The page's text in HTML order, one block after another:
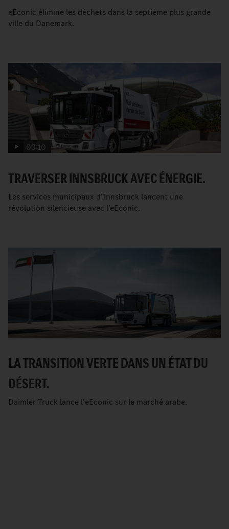
eEconic élimine les déchets dans la septième plus grande
ville du Danemark.
03:10
TRAVERSER INNSBRUCK AVEC ÉNERGIE.
Les services municipaux d’Innsbruck lancent une
révolution silencieuse avec l’eEconic.
LA TRANSITION VERTE DANS UN ÉTAT DU
DÉSERT.
Daimler Truck lance l'eEconic sur le marché arabe.